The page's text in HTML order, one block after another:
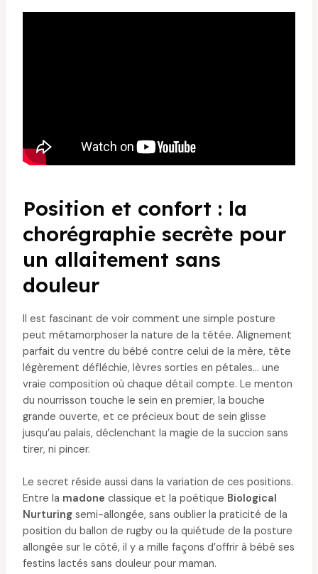
Position et confort : la
chorégraphie secrète pour
un allaitement sans
douleur
Il est fascinant de voir comment une simple posture
peut métamorphoser la nature de la tétée. Alignement
parfait du ventre du bébé contre celui de la mère, tête
légèrement défléchie, lèvres sorties en pétales… une
vraie composition où chaque détail compte. Le menton
du nourrisson touche le sein en premier, la bouche
grande ouverte, et ce précieux bout de sein glisse
jusqu’au palais, déclenchant la magie de la succion sans
tirer, ni pincer.
Le secret réside aussi dans la variation de ces positions.
Entre la madone classique et la poétique Biological
Nurturingsemi-allongée, sans oublier la praticité de la
position du ballon de rugby ou la quiétude de la posture
allongée sur le côté, il y a mille façons d’offrir à bébé ses
festins lactés sans douleur pour maman.